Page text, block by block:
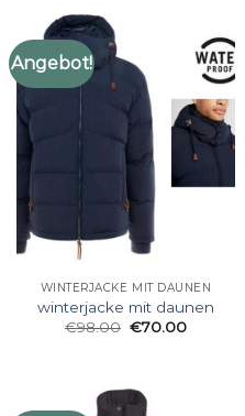
Angebot!
WINTERJACKE MIT DAUNEN
winterjacke mit daunen
€98.00 €70.00